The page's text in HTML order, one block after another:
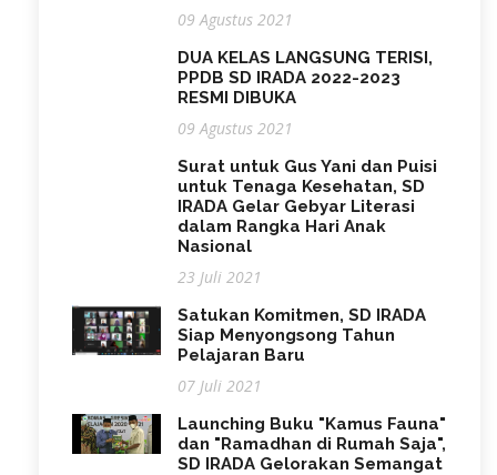
09 Agustus 2021
DUA KELAS LANGSUNG TERISI,
PPDB SD IRADA 2022-2023
RESMI DIBUKA
09 Agustus 2021
Surat untuk Gus Yani dan Puisi
untuk Tenaga Kesehatan, SD
IRADA Gelar Gebyar Literasi
dalam Rangka Hari Anak
Nasional
23 Juli 2021
Satukan Komitmen, SD IRADA
Siap Menyongsong Tahun
Pelajaran Baru
07 Juli 2021
Launching Buku "Kamus Fauna"
dan "Ramadhan di Rumah Saja",
SD IRADA Gelorakan Semangat